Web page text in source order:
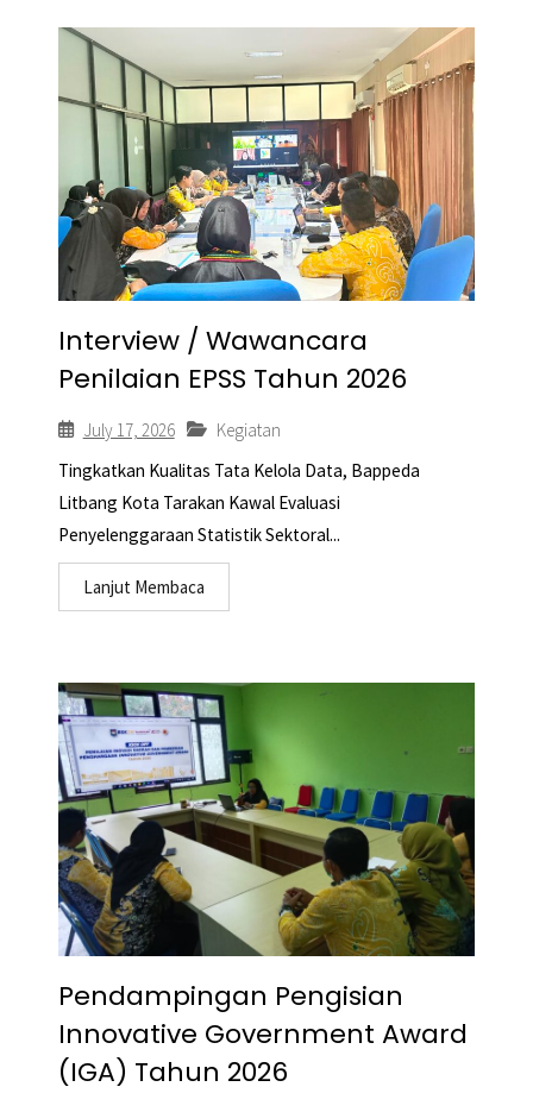
Interview / Wawancara
Penilaian EPSS Tahun 2026
July 17, 2026
Kegiatan
Tingkatkan Kualitas Tata Kelola Data, Bappeda
Litbang Kota Tarakan Kawal Evaluasi
Penyelenggaraan Statistik Sektoral...
Lanjut Membaca
Pendampingan Pengisian
Innovative Government Award
(IGA) Tahun 2026